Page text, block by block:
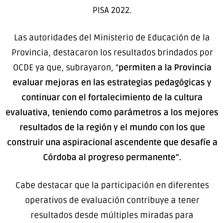
PISA 2022.
Las autoridades del Ministerio de Educación de la
Provincia, destacaron los resultados brindados por
OCDE ya que, subrayaron, “permiten a la Provincia
evaluar mejoras en las estrategias pedagógicas y
continuar con el fortalecimiento de la cultura
evaluativa, teniendo como parámetros a los mejores
resultados de la región y el mundo con los que
construir una aspiracional ascendente que desafíe a
Córdoba al progreso permanente”.
Cabe destacar que la participación en diferentes
operativos de evaluación contribuye a tener
resultados desde múltiples miradas para